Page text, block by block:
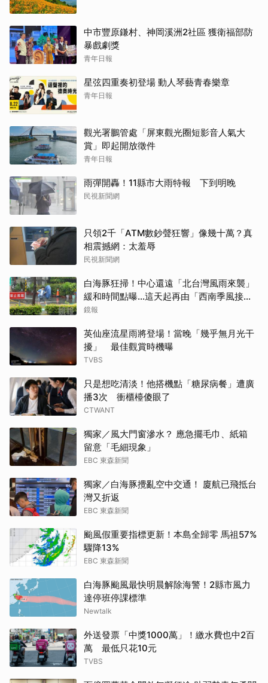
中市豐原鎌村、神岡溪洲2社區 獲衛福部防
暴戲劇獎
青年日報
星弦四重奏初登場 動人琴藝青春樂章
青年日報
觀光署鵬管處「屏東觀光圈短影音人氣大
賞」即起開放徵件
青年日報
雨彈開轟！11縣市大雨特報 下到明晚
民視新聞網
只領2千「ATM數鈔聲狂響」像幾十萬？真
相震撼網：太羞辱
民視新聞網
白海豚狂掃！中心還遠「北台灣風雨來襲」
緩和時間點曝…這天起再由「西南季風接
管」
鏡報
英仙座流星雨將登場！當晚「幾乎無月光干
擾」 最佳觀賞時機曝
TVBS
只是想吃清淡！他搭機點「糖尿病餐」遭廣
播3次 衝櫃檯傻眼了
CTWANT
獨家／風大門窗滲水？ 應急擺毛巾、紙箱
留意「毛細現象」
EBC 東森新聞
獨家／白海豚攪亂空中交通！ 廈航已飛抵台
灣又折返
EBC 東森新聞
颱風假重要指標更新！本島全歸零 馬祖57%
驟降13%
EBC 東森新聞
白海豚颱風最快明晨解除海警！2縣市風力
達停班停課標準
Newtalk
外送發票「中獎1000萬」！繳水費也中2百
萬 最低只花10元
TVBS